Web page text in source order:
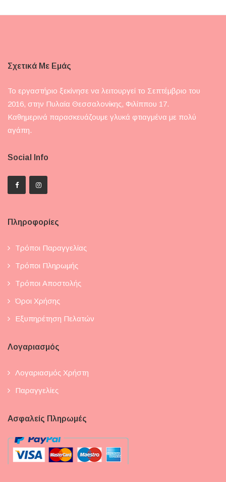
Σχετικά Με Εμάς
Το εργαστήριο ξεκίνησε να λειτουργεί το Σεπτέμβριο του
2016, στην Πυλαία Θεσσαλονίκης, Φιλίππου 17.
Καθημερινά παρασκευάζουμε γλυκά φτιαγμένα με πολύ
αγάπη.
Social Info
Πληροφορίες
Τρόποι Παραγγελίας
Τρόποι Πληρωμής
Τρόποι Αποστολής
Όροι Χρήσης
Εξυπηρέτηση Πελατών
Λογαριασμός
Λογαριασμός Χρήστη
Παραγγελίες
Ασφαλείς Πληρωμές